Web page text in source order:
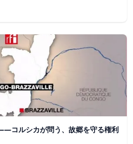
コルシカが問う、故郷を守る権利